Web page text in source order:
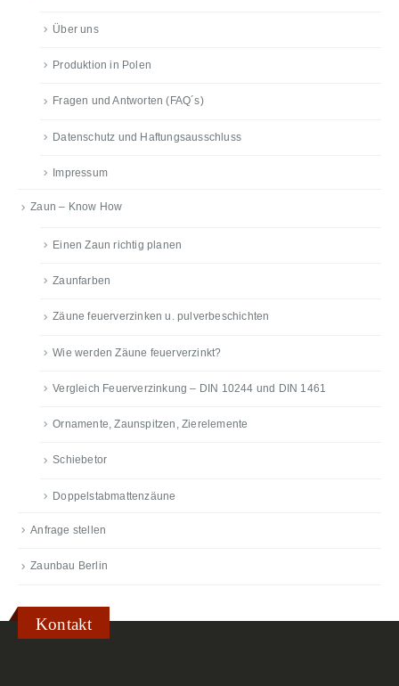
Über uns
Produktion in Polen
Fragen und Antworten (FAQ´s)
Datenschutz und Haftungsausschluss
Impressum
Zaun – Know How
Einen Zaun richtig planen
Zaunfarben
Zäune feuerverzinken u. pulverbeschichten
Wie werden Zäune feuerverzinkt?
Vergleich Feuerverzinkung – DIN 10244 und DIN 1461
Ornamente, Zaunspitzen, Zierelemente
Schiebetor
Doppelstabmattenzäune
Anfrage stellen
Zaunbau Berlin
Kontakt